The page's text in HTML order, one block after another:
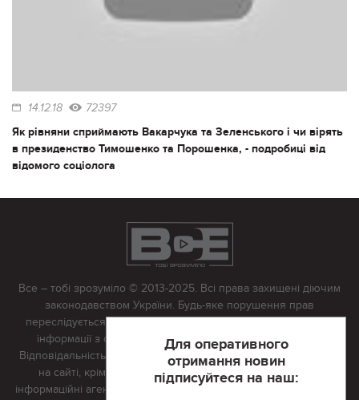
14.12.18 72397
Як рівняни сприймають Вакарчука та Зеленського і чи вірять
в президенство Тимошенко та Порошенка, - подробиці від
відомого соціолога
Для оперативного
отримання новин
підписуйтеся на наш:
Все – тобі зрозуміло © 2013-2025. Всі права захищені діючим
законодавством України. Будь-яке порушення прав
переслідується в судовому порядку. Будь-яке відтворення
інформації з сайту тільки з письмово дозволу редакції.
Відповідальність за достовірність усіх матеріалів, розміщених
на сайті, крім матеріалів, які містять посилання на інші
інформаційні агентства або інтернет-видання, несе редакційна